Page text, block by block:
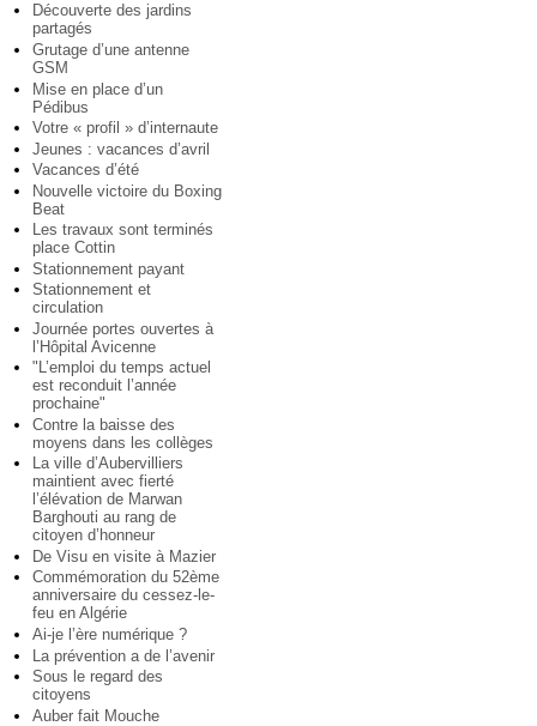
Découverte des jardins
partagés
Grutage d’une antenne
GSM
Mise en place d’un
Pédibus
Votre « profil » d’internaute
Jeunes : vacances d’avril
Vacances d’été
Nouvelle victoire du Boxing
Beat
Les travaux sont terminés
place Cottin
Stationnement payant
Stationnement et
circulation
Journée portes ouvertes à
l’Hôpital Avicenne
"L’emploi du temps actuel
est reconduit l’année
prochaine"
Contre la baisse des
moyens dans les collèges
La ville d’Aubervilliers
maintient avec fierté
l’élévation de Marwan
Barghouti au rang de
citoyen d’honneur
De Visu en visite à Mazier
Commémoration du 52ème
anniversaire du cessez-le-
feu en Algérie
Ai-je l’ère numérique ?
La prévention a de l’avenir
Sous le regard des
citoyens
Auber fait Mouche